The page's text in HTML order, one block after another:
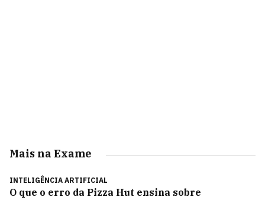
Mais na Exame
INTELIGÊNCIA ARTIFICIAL
O que o erro da Pizza Hut ensina sobre